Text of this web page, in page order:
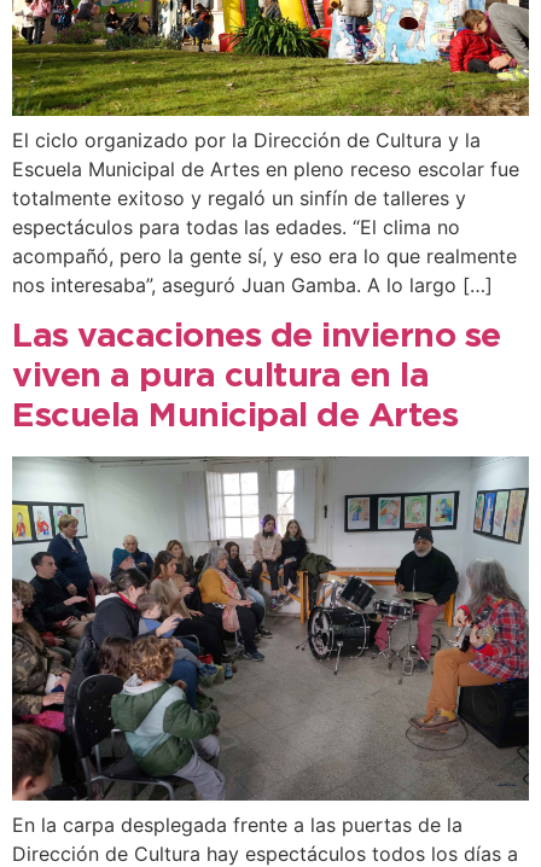
El ciclo organizado por la Dirección de Cultura y la
Escuela Municipal de Artes en pleno receso escolar fue
totalmente exitoso y regaló un sinfín de talleres y
espectáculos para todas las edades. “El clima no
acompañó, pero la gente sí, y eso era lo que realmente
nos interesaba”, aseguró Juan Gamba. A lo largo […]
Las vacaciones de invierno se
viven a pura cultura en la
Escuela Municipal de Artes
En la carpa desplegada frente a las puertas de la
Dirección de Cultura hay espectáculos todos los días a